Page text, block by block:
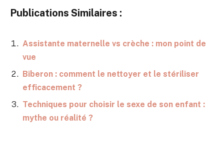
Publications Similaires :
Assistante maternelle vs crèche : mon point de
vue
Biberon : comment le nettoyer et le stériliser
efficacement ?
Techniques pour choisir le sexe de son enfant :
mythe ou réalité ?